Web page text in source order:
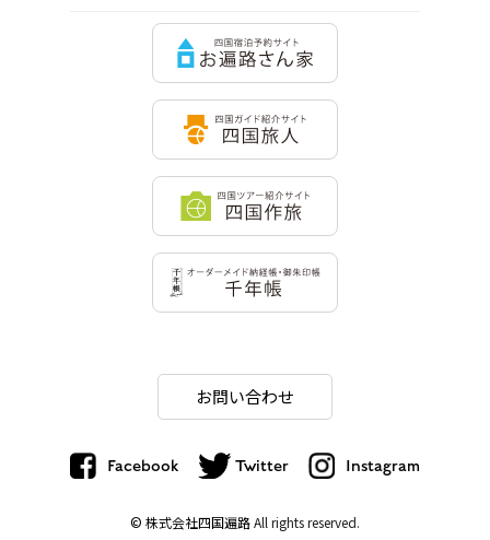
お問い合わせ
Facebook Twitter Instagram
© 株式会社四国遍路All rights reserved.